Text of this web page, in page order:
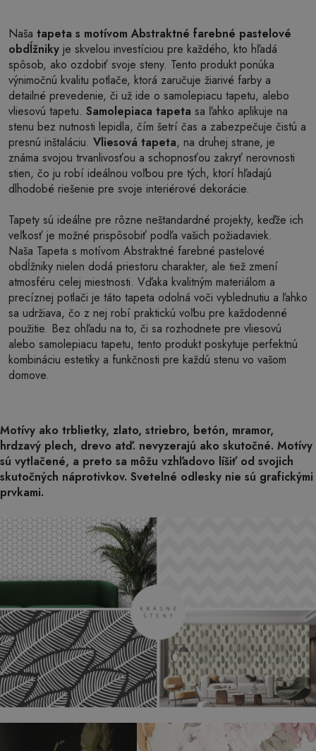
Naša tapeta s motívom Abstraktné farebné pastelové
obdĺžniky je skvelou investíciou pre každého, kto hľadá
spôsob, ako ozdobiť svoje steny. Tento produkt ponúka
výnimočnú kvalitu potlače, ktorá zaručuje žiarivé farby a
detailné prevedenie, či už ide o samolepiacu tapetu, alebo
vliesovú tapetu. Samolepiaca tapeta sa ľahko aplikuje na
stenu bez nutnosti lepidla, čím šetrí čas a zabezpečuje čistú a
presnú inštaláciu. Vliesová tapeta, na druhej strane, je
známa svojou trvanlivosťou a schopnosťou zakryť nerovnosti
stien, čo ju robí ideálnou voľbou pre tých, ktorí hľadajú
dlhodobé riešenie pre svoje interiérové dekorácie.
Tapety sú ideálne pre rôzne neštandardné projekty, keďže ich
veľkosť je možné prispôsobiť podľa vašich požiadaviek.
Naša Tapeta s motívom Abstraktné farebné pastelové
obdĺžniky nielen dodá priestoru charakter, ale tiež zmení
atmosféru celej miestnosti. Vďaka kvalitným materiálom a
precíznej potlači je táto tapeta odolná voči vyblednutiu a ľahko
sa udržiava, čo z nej robí praktickú voľbu pre každodenné
použitie. Bez ohľadu na to, či sa rozhodnete pre vliesovú
alebo samolepiacu tapetu, tento produkt poskytuje perfektnú
kombináciu estetiky a funkčnosti pre každú stenu vo vašom
domove.
Motívy ako trblietky, zlato, striebro, betón, mramor,
hrdzavý plech, drevo atď. nevyzerajú ako skutočné. Motívy
sú vytlačené, a preto sa môžu vzhľadovo líšiť od svojich
skutočných náprotivkov. Svetelné odlesky nie sú grafickými
prvkami.